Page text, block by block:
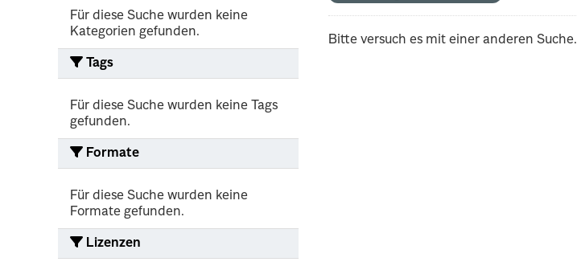
Für diese Suche wurden keine
Kategorien gefunden.
Tags
Für diese Suche wurden keine Tags
gefunden.
Formate
Für diese Suche wurden keine
Formate gefunden.
Lizenzen
Bitte versuch es mit einer anderen Suche.